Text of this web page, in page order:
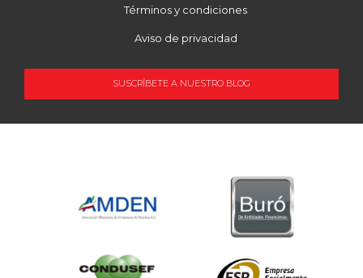
Términos y condiciones
Aviso de privacidad
SUSCRÍBETE A NUESTRO BLOG
OCUPACIÓN